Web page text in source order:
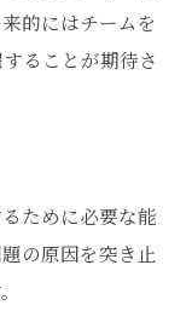
的にはチームを
ることが期待さ
ために必要な能
の原因を突き止